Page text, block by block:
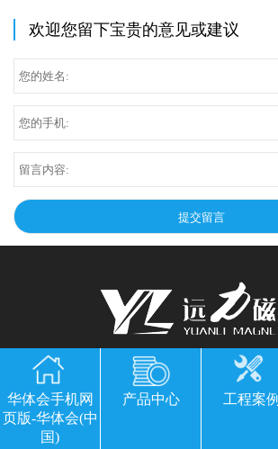
欢迎您留下宝贵的意见或建议
华体会手机网页版-华体会(中国)
公司地址：山东临朐县经济开发区北环路
电话：13869611251 郭经理 微信同号
华体会手机网
页版-华体会(中
国)
产品中心 工程案例